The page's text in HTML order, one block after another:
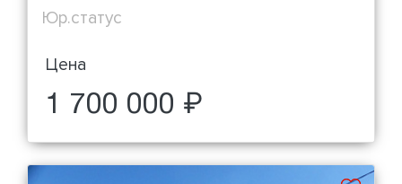
Юр.статус
Цена
1 700 000 ₽